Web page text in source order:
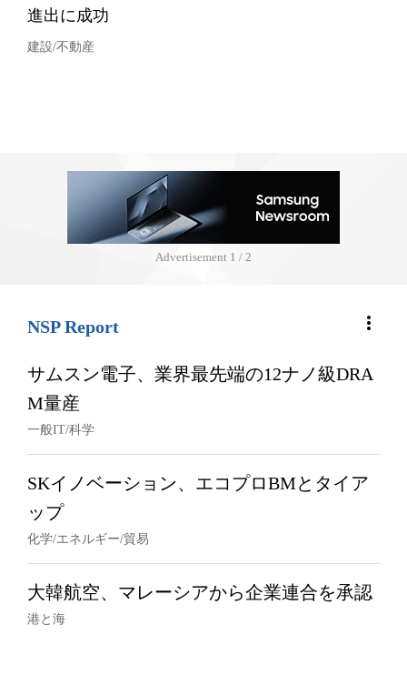
進出に成功
建設/不動産
Advertisement 1 / 2
NSP Report more_vert
サムスン電子、業界最先端の12ナノ級DRA
M量産
一般IT/科学
SKイノベーション、エコプロBMとタイア
ップ
化学/エネルギー/貿易
大韓航空、マレーシアから企業連合を承認
港と海